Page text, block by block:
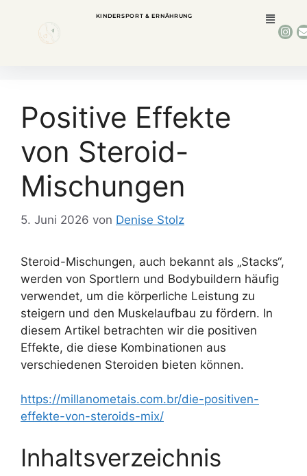
KINDERSPORT & ERNÄHRUNG
Positive Effekte
von Steroid-
Mischungen
5. Juni 2026 von Denise Stolz
Steroid-Mischungen, auch bekannt als „Stacks“,
werden von Sportlern und Bodybuildern häufig
verwendet, um die körperliche Leistung zu
steigern und den Muskelaufbau zu fördern. In
diesem Artikel betrachten wir die positiven
Effekte, die diese Kombinationen aus
verschiedenen Steroiden bieten können.
https://millanometais.com.br/die-positiven-
effekte-von-steroids-mix/
Inhaltsverzeichnis